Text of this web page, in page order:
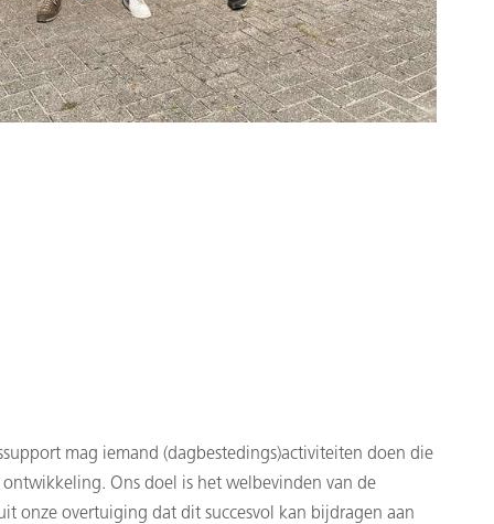
mag iemand (dagbestedings)activiteiten doen die
Ons doel is het welbevinden van de
onze overtuiging dat dit succesvol kan bijdragen aan